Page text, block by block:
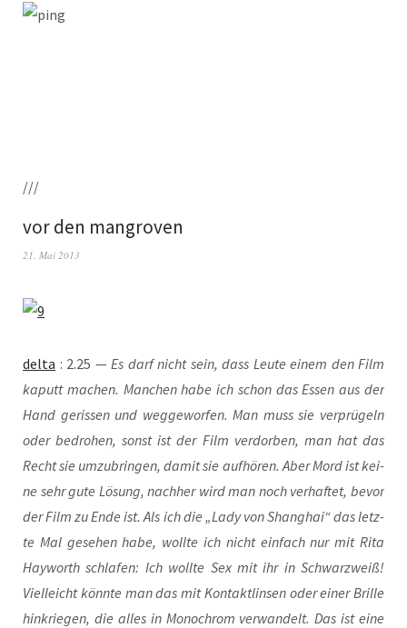
///
vor den mangroven
21. Mai 2013
del­ta : 2.25 — Es darf nicht sein, dass Leu­te einem den Film
kaputt machen. Man­chen habe ich schon das Essen aus der
Hand geris­sen und weg­ge­wor­fen. Man muss sie ver­prü­geln
oder bedro­hen, sonst ist der Film ver­dor­ben, man hat das
Recht sie umzu­brin­gen, damit sie auf­hö­ren. Aber Mord ist kei­
ne sehr gute Lösung, nach­her wird man noch ver­haf­tet, bevor
der Film zu Ende ist. Als ich die „Lady von Shang­hai“ das letz­
te Mal gese­hen habe, woll­te ich nicht ein­fach nur mit Rita
Hay­worth schla­fen: Ich woll­te Sex mit ihr in Schwarz­weiß!
Viel­leicht könn­te man das mit Kon­takt­lin­sen oder einer Bril­le
hin­krie­gen, die alles in Mono­chrom ver­wan­delt. Das ist eine